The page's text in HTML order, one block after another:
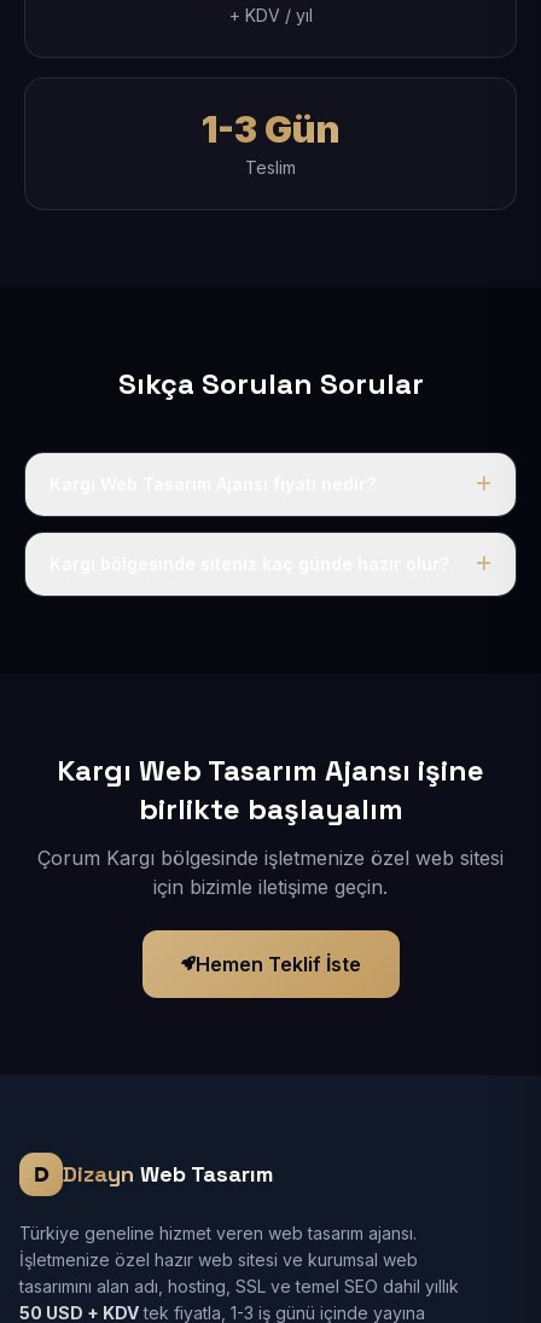
+ KDV / yıl
1-3 Gün
Teslim
Sıkça Sorulan Sorular
Tek fiyat uygulanır: yıllık 50 USD + KDV. Bu bedele alan
Kargı Web Tasarım Ajansı işine
birlikte başlayalım
Çorum Kargı bölgesinde işletmenize özel web sitesi
için bizimle iletişime geçin.
Hemen Teklif İste
Dizayn Web Tasarım
Türkiye geneline hizmet veren web tasarım ajansı.
İşletmenize özel hazır web sitesi ve kurumsal web
tasarımını alan adı, hosting, SSL ve temel SEO dahil yıllık
50 USD + KDVtek fiyatla, 1-3 iş günü içinde yayına